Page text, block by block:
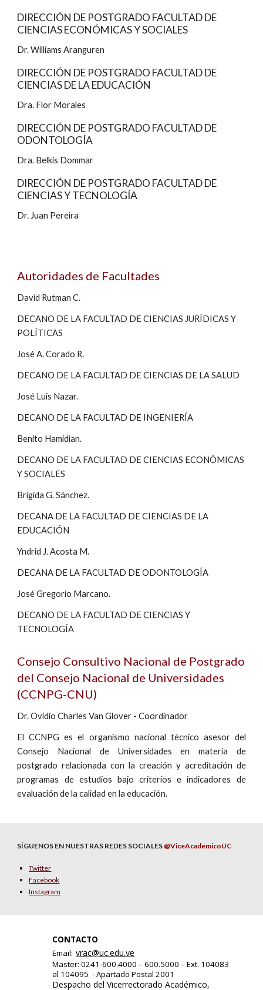
DIRECCIÓN DE POSTGRADO FACULTAD DE
CIENCIAS ECONÓMICAS Y SOCIALES
Dr. Williams Aranguren
DIRECCIÓN DE POSTGRADO FACULTAD DE
CIENCIAS DE LA EDUCACIÓN
Dra. Flor Morales
DIRECCIÓN DE POSTGRADO FACULTAD DE
ODONTOLOGÍA
Dra. Belkis Dommar
DIRECCIÓN DE POSTGRADO FACULTAD DE
CIENCIAS Y TECNOLOGÍA
Dr. Juan Pereira
Autoridades de Facultades
David Rutman C.
DECANO DE LA FACULTAD DE CIENCIAS JURÍDICAS Y
POLÍTICAS
José A. Corado R.
DECANO DE LA FACULTAD DE CIENCIAS DE LA SALUD
José Luis Nazar.
DECANO DE LA FACULTAD DE INGENIERÍA
Benito Hamidian.
DECANO DE LA FACULTAD DE CIENCIAS ECONÓMICAS
Y SOCIALES
Brígida G. Sánchez.
DECANA DE LA FACULTAD DE CIENCIAS DE LA
EDUCACIÓN
Yndrid J. Acosta M.
DECANA DE LA FACULTAD DE ODONTOLOGÍA
José Gregorio Marcano.
DECANO DE LA FACULTAD DE CIENCIAS Y
TECNOLOGÍA
Consejo Consultivo Nacional de Postgrado
del Consejo Nacional de Universidades
(CCNPG-CNU)
Dr. Ovidio Charles Van Glover - Coordinador
El CCNPG es el organismo nacional técnico asesor del
Consejo Nacional de Universidades en materia de
postgrado relacionada con la creación y acreditación de
programas de estudios bajo criterios e indicadores de
evaluación de la calidad en la educación.
SÍGUENOS EN NUESTRAS REDES SOCIALES @ViceAcademicoUC
Twitter
Facebook
Instagram
CONTACTO
Email: vrac@uc.edu.ve
Master: 0241-600.4000 – 600.5000 – Ext. 104083
al 104095 - Apartado Postal 2001
Despacho del Vicerrectorado Académico,